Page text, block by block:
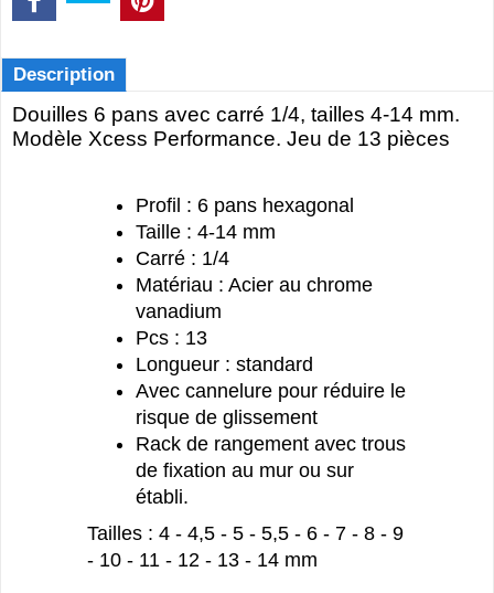
Description
Douilles 6 pans avec carré 1/4, tailles 4-14 mm.
Modèle Xcess Performance. Jeu de 13 pièces
Profil : 6 pans hexagonal
Taille : 4-14 mm
Carré : 1/4
Matériau : Acier au chrome
vanadium
Pcs : 13
Longueur : standard
Avec cannelure pour réduire le
risque de glissement
Rack de rangement avec trous
de fixation au mur ou sur
établi.
Tailles : 4 - 4,5 - 5 - 5,5 - 6 - 7 - 8 - 9
- 10 - 11 - 12 - 13 - 14 mm